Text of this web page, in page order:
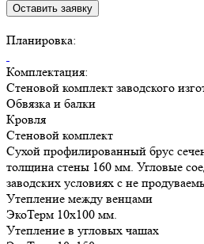
Оставить заявку
Планировка:
Комплектация:
Стеновой комплект заводского
Обвязка и балки
Кровля
Стеновой комплект
Сухой профилированный брус
толщина стены 160 мм. Угловые
заводских условиях с не
Утепление между венцами
ЭкоТерм 10х100 мм.
Утепление в угловых чашах